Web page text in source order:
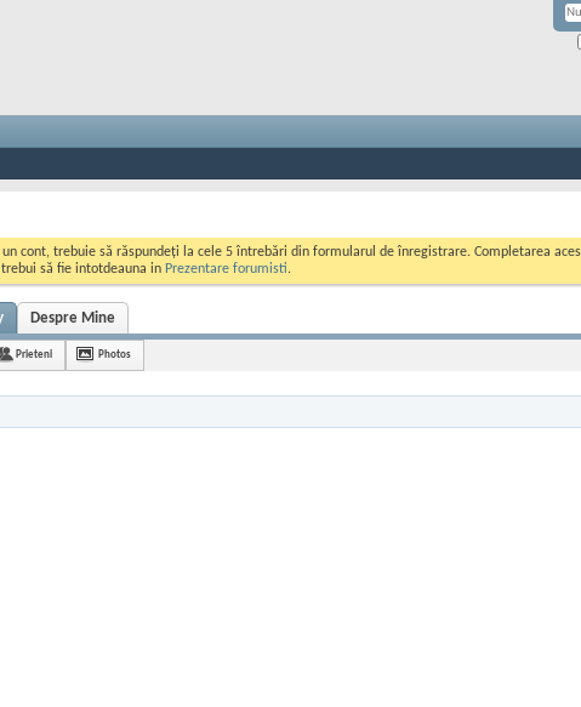
un cont, trebuie să răspundeți la cele 5 întrebări din formularul de înregistrare. Completarea
să fie intotdeauna in Prezentare forumisti.
Despre Mine
Prieteni Photos